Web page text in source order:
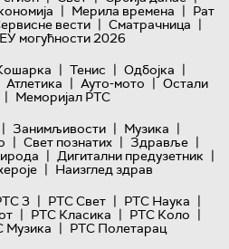
| Мерила времена | Рат
вести | Сматрачница |
ЕУ могућности 2026
| Тенис | Одбојка |
Атлетика | Ауто-мото | Остали
| Меморијал РТС
| Занимљивости | Музика |
| Свет познатих | Здравље |
| Дигитални предузетник |
| Наизглед здрав
3 | РТС Свет | РТС Наука |
| РТС Класика | РТС Коло |
Музика | РТС Полетарац